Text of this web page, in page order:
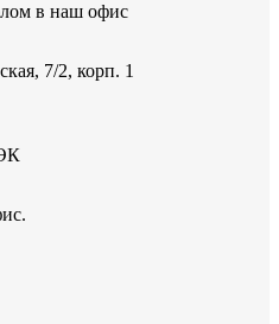
в наш офис
7/2, корп. 1